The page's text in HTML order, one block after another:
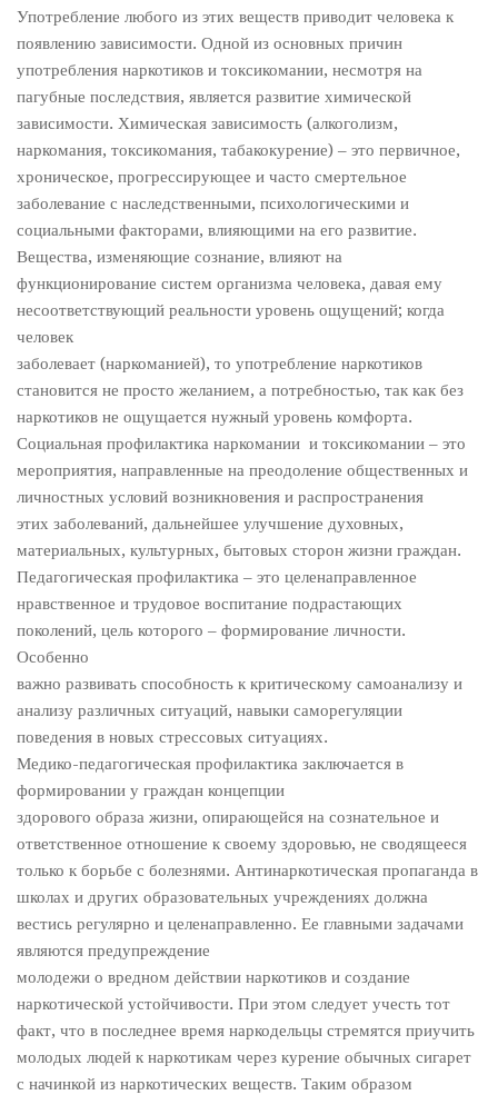
Употребление любого из этих веществ приводит человека к
появлению зависимости. Одной из основных причин
употребления наркотиков и токсикомании, несмотря на
пагубные последствия, является развитие химической
зависимости. Химическая зависимость (алкоголизм,
наркомания, токсикомания, табакокурение) – это первичное,
хроническое, прогрессирующее и часто смертельное
заболевание с наследственными, психологическими и
социальными факторами, влияющими на его развитие.
Вещества, изменяющие сознание, влияют на
функционирование систем организма человека, давая ему
несоответствующий реальности уровень ощущений; когда
человек
заболевает (наркоманией), то употребление наркотиков
становится не просто желанием, а потребностью, так как без
наркотиков не ощущается нужный уровень комфорта.
Социальная профилактика наркомании и токсикомании – это
мероприятия, направленные на преодоление общественных и
личностных условий возникновения и распространения
этих заболеваний, дальнейшее улучшение духовных,
материальных, культурных, бытовых сторон жизни граждан.
Педагогическая профилактика – это целенаправленное
нравственное и трудовое воспитание подрастающих
поколений, цель которого – формирование личности.
Особенно
важно развивать способность к критическому самоанализу и
анализу различных ситуаций, навыки саморегуляции
поведения в новых стрессовых ситуациях.
Медико-педагогическая профилактика заключается в
формировании у граждан концепции
здорового образа жизни, опирающейся на сознательное и
ответственное отношение к своему здоровью, не сводящееся
только к борьбе с болезнями. Антинаркотическая пропаганда в
школах и других образовательных учреждениях должна
вестись регулярно и целенаправленно. Ее главными задачами
являются предупреждение
молодежи о вредном действии наркотиков и создание
наркотической устойчивости. При этом следует учесть тот
факт, что в последнее время наркодельцы стремятся приучить
молодых людей к наркотикам через курение обычных сигарет
с начинкой из наркотических веществ. Таким образом